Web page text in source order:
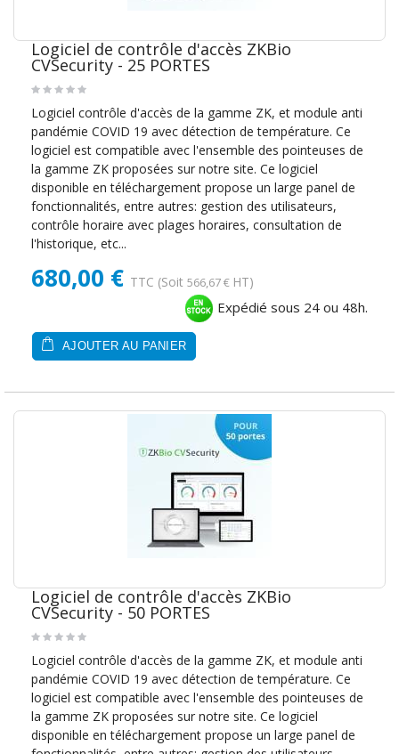
Logiciel de contrôle d'accès ZKBio
CVSecurity - 25 PORTES
Logiciel contrôle d'accès de la gamme ZK, et module anti
pandémie COVID 19 avec détection de température. Ce
logiciel est compatible avec l'ensemble des pointeuses de
la gamme ZK proposées sur notre site. Ce logiciel
disponible en téléchargement propose un large panel de
fonctionnalités, entre autres: gestion des utilisateurs,
contrôle horaire avec plages horaires, consultation de
l'historique, etc...
680,00 € TTC (Soit 566,67 € HT)
Expédié sous 24 ou 48h.
AJOUTER AU PANIER
Logiciel de contrôle d'accès ZKBio
CVSecurity - 50 PORTES
Logiciel contrôle d'accès de la gamme ZK, et module anti
pandémie COVID 19 avec détection de température. Ce
logiciel est compatible avec l'ensemble des pointeuses de
la gamme ZK proposées sur notre site. Ce logiciel
disponible en téléchargement propose un large panel de